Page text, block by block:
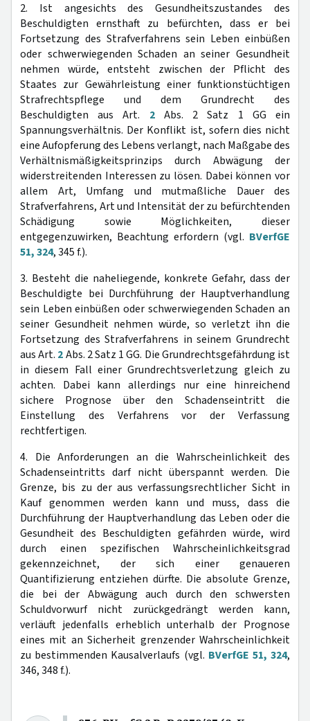
2. Ist angesichts des Gesundheitszustandes des
Beschuldigten ernsthaft zu befürchten, dass er bei
Fortsetzung des Strafverfahrens sein Leben einbüßen
oder schwerwiegenden Schaden an seiner Gesundheit
nehmen würde, entsteht zwischen der Pflicht des
Staates zur Gewährleistung einer funktionstüchtigen
Strafrechtspflege und dem Grundrecht des
Beschuldigten aus Art. 2Abs. 2 Satz 1 GG ein
Spannungsverhältnis. Der Konflikt ist, sofern dies nicht
eine Aufopferung des Lebens verlangt, nach Maßgabe des
Verhältnismäßigkeitsprinzips durch Abwägung der
widerstreitenden Interessen zu lösen. Dabei können vor
allem Art, Umfang und mutmaßliche Dauer des
Strafverfahrens, Art und Intensität der zu befürchtenden
Schädigung sowie Möglichkeiten, dieser
entgegenzuwirken, Beachtung erfordern (vgl. BVerfGE
51, 324, 345 f.).
3. Besteht die naheliegende, konkrete Gefahr, dass der
Beschuldigte bei Durchführung der Hauptverhandlung
sein Leben einbüßen oder schwerwiegenden Schaden an
seiner Gesundheit nehmen würde, so verletzt ihn die
Fortsetzung des Strafverfahrens in seinem Grundrecht
aus Art. 2Abs. 2 Satz 1 GG. Die Grundrechtsgefährdung ist
in diesem Fall einer Grundrechtsverletzung gleich zu
achten. Dabei kann allerdings nur eine hinreichend
sichere Prognose über den Schadenseintritt die
Einstellung des Verfahrens vor der Verfassung
rechtfertigen.
4. Die Anforderungen an die Wahrscheinlichkeit des
Schadenseintritts darf nicht überspannt werden. Die
Grenze, bis zu der aus verfassungsrechtlicher Sicht in
Kauf genommen werden kann und muss, dass die
Durchführung der Hauptverhandlung das Leben oder die
Gesundheit des Beschuldigten gefährden würde, wird
durch einen spezifischen Wahrscheinlichkeitsgrad
gekennzeichnet, der sich einer genaueren
Quantifizierung entziehen dürfte. Die absolute Grenze,
die bei der Abwägung auch durch den schwersten
Schuldvorwurf nicht zurückgedrängt werden kann,
verläuft jedenfalls erheblich unterhalb der Prognose
eines mit an Sicherheit grenzender Wahrscheinlichkeit
zu bestimmenden Kausalverlaufs (vgl. BVerfGE 51, 324,
346, 348 f.).